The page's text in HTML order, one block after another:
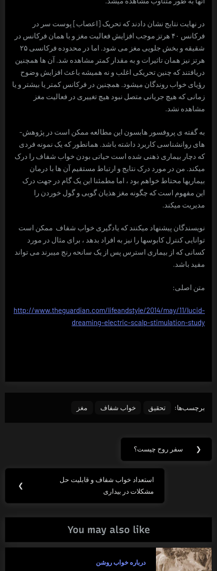
در نهایت نتایج نشان دادند که تحریک [اعصاب] پوست سر در
فرکانس ۴۰ هرتز موجب افزایش فعالیت مغز و با همان فرکانس در
شقیقه و بخش جلویی مغز می­ شود. اما در محدوده فرکانسی ۲۵
هرتز نیز همان تاثیرات و به مقدار کمتر مشاهده شد. آن ها همچنین
دریافتند که چنین تحریکی اغلب و نه همیشه باعث افزایش وضوح
رؤیای خواب روندگان می­شود. همچنین در فرکانس کمتر یا بیشتر و یا
زمانی که هیچ جریانی متصل نبود هیچ تغییری در فعالیت مغز
مشاهده نشد.
به گفته­ ی پروفسور هابسون این مطالعه ممکن است در پژوهش­
های روانشناسی کاربرد داشته باشد. همانطور که یک نمونه فردی
که دچار بیماری ذهنی شده است حیاتی بودن خواب شفاف را درک
می­کند. من در مورد درک نتایج و ارتباط مستقیم آن ها با درمان
بیماری­ها محتاط خواهم بود ، اما مطمئنا این یک گام در جهت درک
این مفهوم است که چگونه مغز هذیان گویی و گول خوردن را
مدیریت می­کند.
نویسندگان پیشنهاد می­کنند که یادگیری خواب شفاف ممکن است
توانایی کنترل کابوس­ها را نیز به افراد بدهد ، برای مثال در مورد
کسانی که از بیماری استرس پس از یک سانحه رنج می­برند می­ تواند
مفید باشد.
متن اصلی:
http://www.theguardian.com/lifeandstyle/2014/may/11/lucid-
dreaming-electric-scalp-stimulation-study
برچسب‌ها: تحقیق خواب شفاف مغز
راهبری
نوشته
❮
Previous
سفر روح چیست؟
Next
Post:
استعداد خواب شفاف و قابلیت حل
مشکلات در بیداری
❯
You may also like
درباره خواب روشن